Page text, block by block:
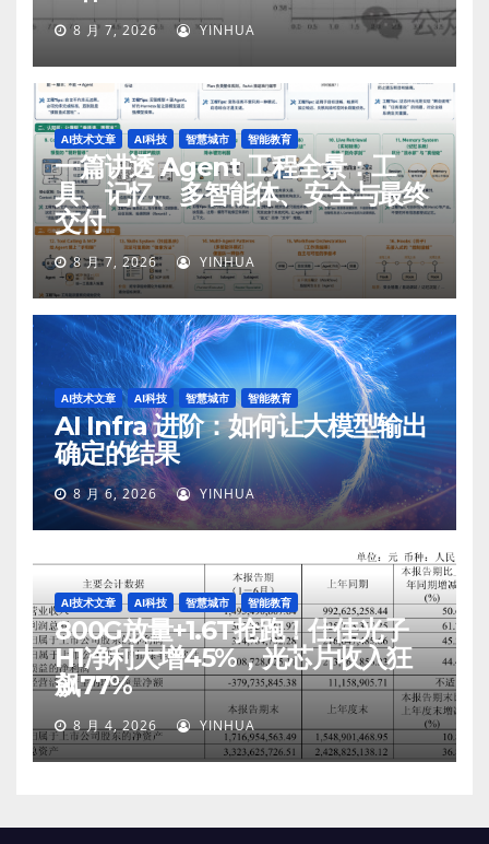
8 月 7, 2026 YINHUA
AI技术文章 AI科技 智慧城市 智能教育
一篇讲透 Agent 工程全景：工
具、记忆、多智能体、安全与最终
交付
8 月 7, 2026 YINHUA
AI技术文章 AI科技 智慧城市 智能教育
AI Infra 进阶：如何让大模型输出
确定的结果
8 月 6, 2026 YINHUA
AI技术文章 AI科技 智慧城市 智能教育
800G放量+1.6T抢跑！仕佳光子
H1净利大增45%，光芯片收入狂
飙77%
8 月 4, 2026 YINHUA